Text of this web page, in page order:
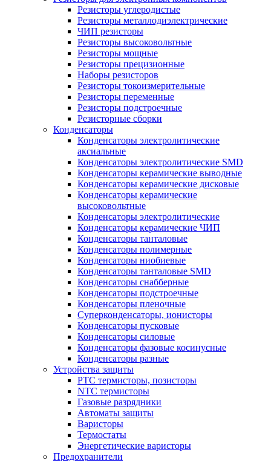
Резисторы углеродистые
Резисторы металлодиэлектрические
ЧИП резисторы
Резисторы высоковольтные
Резисторы мощные
Резисторы прецизионные
Наборы резисторов
Резисторы токоизмерительные
Резисторы переменные
Резисторы подстроечные
Резисторные сборки
Конденсаторы
Конденсаторы электролитические
аксиальные
Конденсаторы электролитические SMD
Конденсаторы керамические выводные
Конденсаторы керамические дисковые
Конденсаторы керамические
высоковольтные
Конденсаторы электролитические
Конденсаторы керамические ЧИП
Конденсаторы танталовые
Конденсаторы полимерные
Конденсаторы ниобиевые
Конденсаторы танталовые SMD
Конденсаторы снабберные
Конденсаторы подстроечные
Конденсаторы пленочные
Суперконденсаторы, ионисторы
Конденсаторы пусковые
Конденсаторы силовые
Конденсаторы фазовые косинусные
Конденсаторы разные
Устройства защиты
PTC термисторы, позисторы
NTC термисторы
Газовые разрядники
Автоматы защиты
Варисторы
Термостаты
Энергетические варисторы
Предохранители